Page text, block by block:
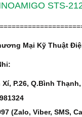
STS-
Mại Kỹ Thuật
P.26, Q.Bình Thạnh,
(Zalo, Viber, SMS,